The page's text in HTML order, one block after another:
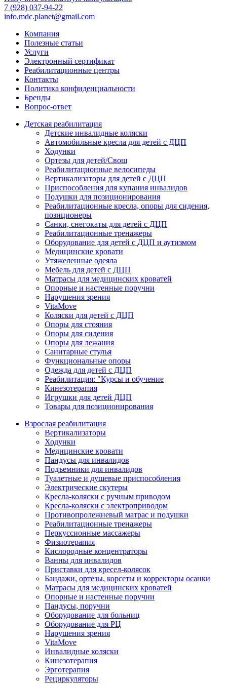
7 (928) 037-94-22
info.mdc.planet@gmail.com
Компания
Полезные статьи
Услуги
Электронный сертификат
Реабилитационные центры
Контакты
Политика конфиденциальности
Бренды
Вопрос-ответ
Детская реабилитация
Детские инвалидные коляски
Автомобильные кресла для детей с ДЦП
Ходунки
Ортезы для детей/Свош
Реабилитационные велосипеды
Вертикализаторы для детей с ДЦП
Приспособления для купания инвалидов
Подушки для позиционирования
Реабилитационные кресла, опоры для сидения,
позиционеры
Санки, снегокаты для детей с ДЦП
Реабилитационные тренажеры
Оборудование для детей с ДЦП и аутизмом
Медицинские кровати
Утяжеленные одеяла
Мебель для детей с ДЦП
Матрасы для медицинских кроватей
Опорные и настенные поручни
Нарушения зрения
VitaMove
Коляски для детей с ДЦП
Опоры для стояния
Опоры для сидения
Опоры для лежания
Санитарные стулья
Функциональные опоры
Одежда для детей с ДЦП
Реабилитация: "Курсы и обучение
Кинезотерапия
Игрушки для детей ДЦП
Товары для позиционирования
Взрослая реабилитация
Вертикализаторы
Ходунки
Медицинские кровати
Пандусы для инвалидов
Подъемники для инвалидов
Туалетные и душевые приспособления
Электрические скутеры
Кресла-коляски с ручным приводом
Кресла-коляски с электроприводом
Противопролежневый матрас и подушки
Реабилитационные тренажеры
Перкуссионные массажеры
Физиотерапия
Кислородные концентраторы
Ванны для инвалидов
Приставки для кресел-колясок
Бандажи, ортезы, корсеты и корректоры осанки
Матрасы для медицинских кроватей
Опорные и настенные поручни
Пандусы, поручни
Оборудование для больниц
Оборудование для РЦ
Нарушения зрения
VitaMove
Инвалидные коляски
Кинезотерапия
Эрготерапия
Рециркуляторы